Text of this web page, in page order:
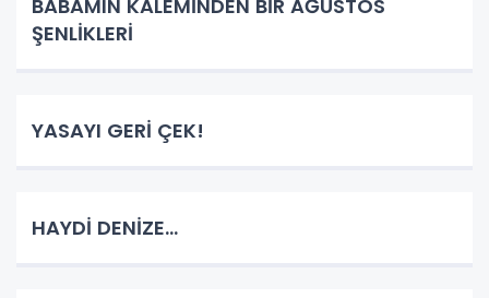
BABAMIN KALEMİNDEN BİR AĞUSTOS
ŞENLİKLERİ
YASAYI GERİ ÇEK!
HAYDİ DENİZE...